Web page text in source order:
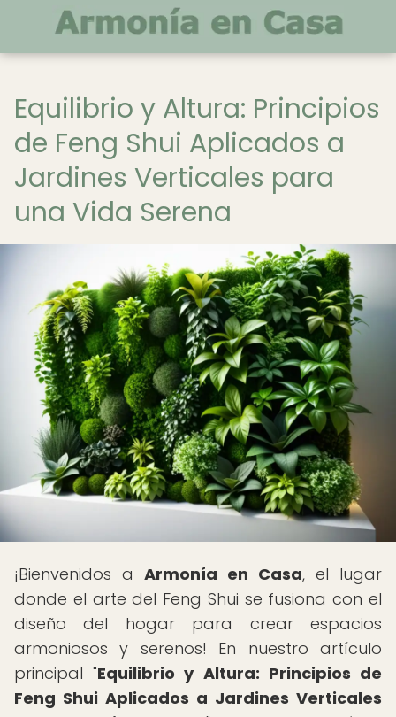
Equilibrio y Altura: Principios
de Feng Shui Aplicados a
Jardines Verticales para
una Vida Serena
¡Bienvenidos a Armonía en Casa, el lugar
donde el arte del Feng Shui se fusiona con el
diseño del hogar para crear espacios
armoniosos y serenos! En nuestro artículo
principal "Equilibrio y Altura: Principios de
Feng Shui Aplicados a Jardines Verticales